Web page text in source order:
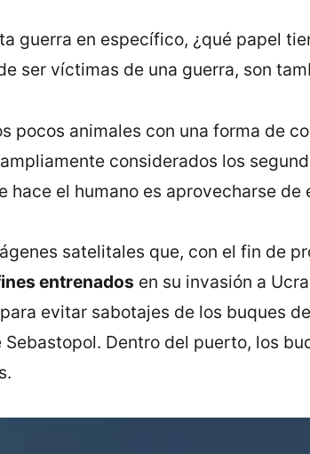
guerra en específico, ¿qué papel
ser víctimas de una guerra, son
pocos animales con una forma de
considerados los
hace el humano es aprovecharse
satelitales que, con el fin de
entrenados en su invasión a
evitar sabotajes de los buques
Dentro del puerto, los